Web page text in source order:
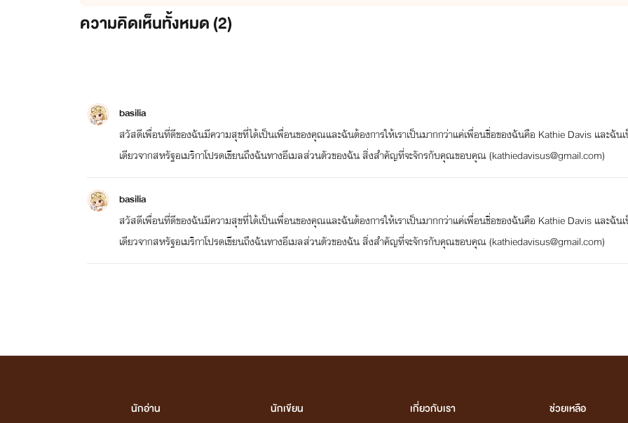
ความคิดเห็นทั้งหมด (2)
basilia
สวัสดีเพื่อนที่ดีของฉันมีความสุขที่ได้เป็นเพื่อนของคุณและฉันต้องการให้เราเป็นมากกว่าแค่เพื่อนชื่อของฉันคือ Kathie Davis และฉั
เดียวจากสหรัฐอเมริกาโปรดเขียนถึงฉันทางอีเมลส่วนตัวของฉัน สิ่งสำคัญที่จะจักรกับคุณขอบคุณ (kathiedavisus@gmail.com)
basilia
สวัสดีเพื่อนที่ดีของฉันมีความสุขที่ได้เป็นเพื่อนของคุณและฉันต้องการให้เราเป็นมากกว่าแค่เพื่อนชื่อของฉันคือ Kathie Davis และฉั
เดียวจากสหรัฐอเมริกาโปรดเขียนถึงฉันทางอีเมลส่วนตัวของฉัน สิ่งสำคัญที่จะจักรกับคุณขอบคุณ (kathiedavisus@gmail.com)
นักอ่าน นักเขียน เกี่ยวกับเรา ช่วยเหลือ